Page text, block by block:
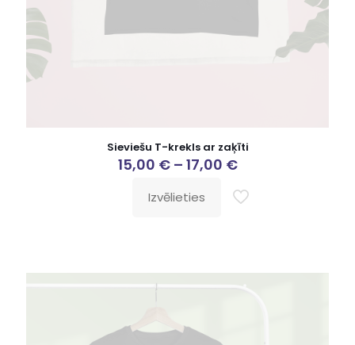
Sieviešu T-krekls ar zaķīti
15,00 € – 17,00 €
Izvēlieties